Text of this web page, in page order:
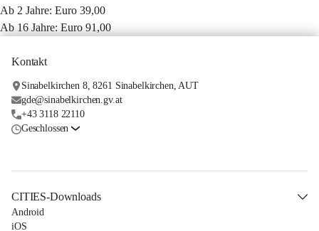
Ab 2 Jahre: Euro 39,00
Ab 16 Jahre: Euro 91,00
Kontakt
Sinabelkirchen 8, 8261 Sinabelkirchen, AUT
gde@sinabelkirchen.gv.at
+43 3118 22110
Geschlossen
CITIES-Downloads
Android
iOS